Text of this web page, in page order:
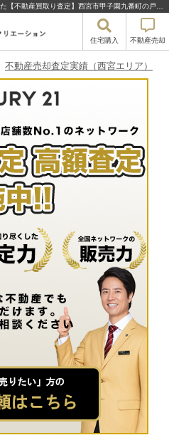
住宅購入 不動産売却
不動産売却査定実績（西宮エリア）